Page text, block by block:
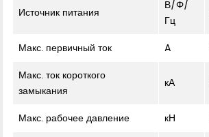
Источник питания
В/Φ/
Гц
Макс. первичный ток A
Макс. ток короткого
замыкания
кА
Макс. рабочее давление кН